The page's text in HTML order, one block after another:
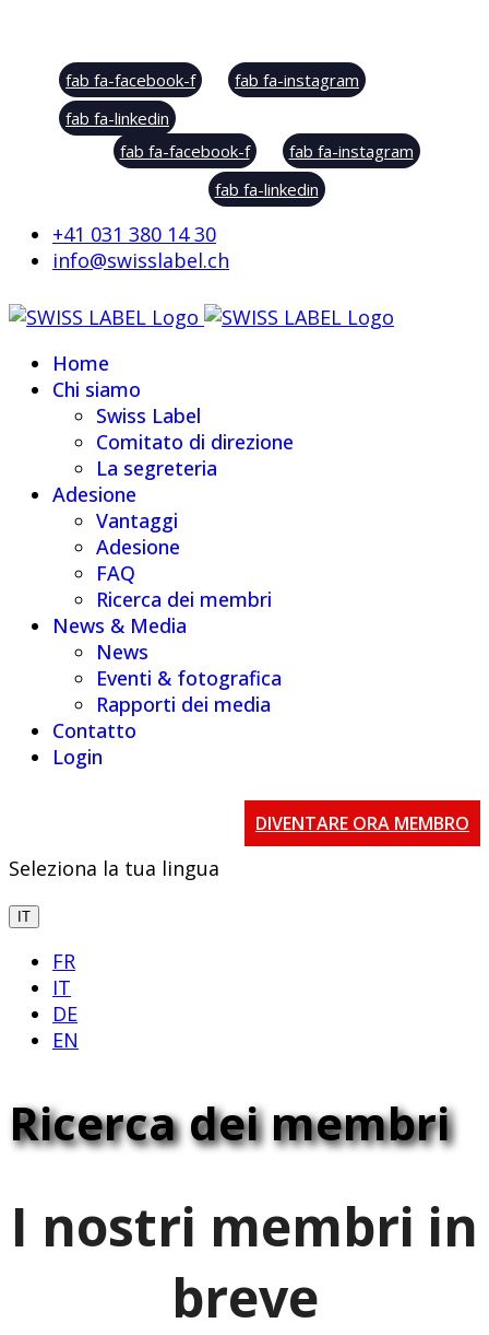
fab fa-facebook-f
fab fa-instagram
fab fa-linkedin
fab fa-facebook-f
fab fa-instagram
fab fa-linkedin
+41 031 380 14 30
info@swisslabel.ch
Home
Chi siamo
Swiss Label
Comitato di direzione
La segreteria
Adesione
Vantaggi
Adesione
FAQ
Ricerca dei membri
News & Media
News
Eventi & fotografica
Rapporti dei media
Contatto
Login
DIVENTARE ORA MEMBRO
Seleziona la tua lingua
IT
FR
IT
DE
EN
Ricerca dei membri
I nostri membri in
breve